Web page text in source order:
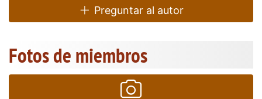
Preguntar al autor
Fotos de miembros